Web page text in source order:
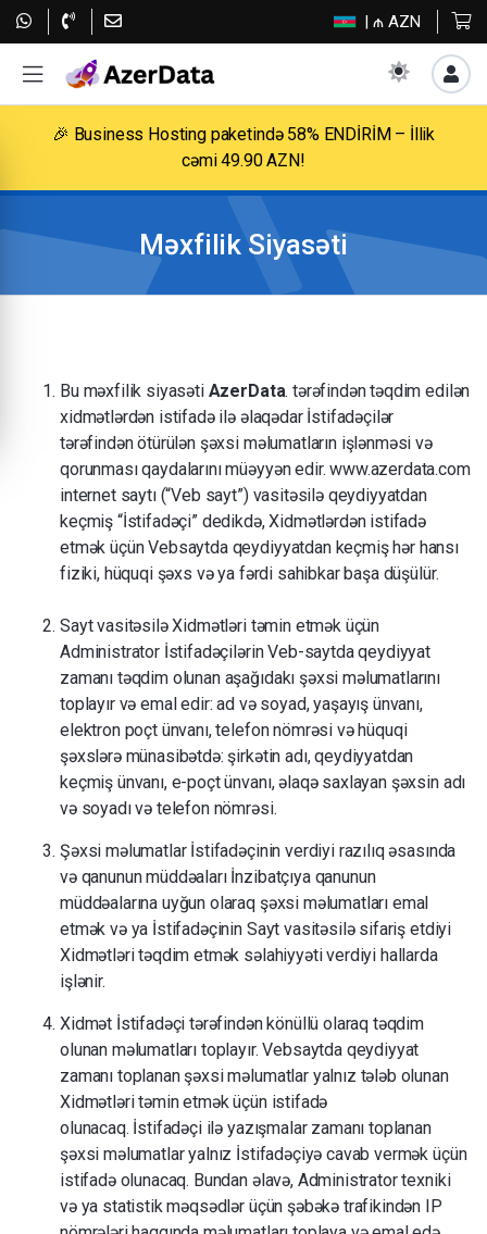
| ₼ AZN
🎉 Business Hosting paketində 58% ENDİRİM – İllik
cəmi 49.90 AZN!
Məxfilik Siyasəti
Bu məxfilik siyasəti AzerData. tərəfindən təqdim edilən
xidmətlərdən istifadə ilə əlaqədar İstifadəçilər
tərəfindən ötürülən şəxsi məlumatların işlənməsi və
qorunması qaydalarını müəyyən edir. www.azerdata.com
internet saytı (“Veb sayt”) vasitəsilə qeydiyyatdan
keçmiş “İstifadəçi” dedikdə, Xidmətlərdən istifadə
etmək üçün Vebsaytda qeydiyyatdan keçmiş hər hansı
fiziki, hüquqi şəxs və ya fərdi sahibkar başa düşülür.
Sayt vasitəsilə Xidmətləri təmin etmək üçün
Administrator İstifadəçilərin Veb-saytda qeydiyyat
zamanı təqdim olunan aşağıdakı şəxsi məlumatlarını
toplayır və emal edir: ad və soyad, yaşayış ünvanı,
elektron poçt ünvanı, telefon nömrəsi və hüquqi
şəxslərə münasibətdə: şirkətin adı, qeydiyyatdan
keçmiş ünvanı, e-poçt ünvanı, əlaqə saxlayan şəxsin adı
və soyadı və telefon nömrəsi.
Şəxsi məlumatlar İstifadəçinin verdiyi razılıq əsasında
və qanunun müddəaları İnzibatçıya qanunun
müddəalarına uyğun olaraq şəxsi məlumatları emal
etmək və ya İstifadəçinin Sayt vasitəsilə sifariş etdiyi
Xidmətləri təqdim etmək səlahiyyəti verdiyi hallarda
işlənir.
Xidmət İstifadəçi tərəfindən könüllü olaraq təqdim
olunan məlumatları toplayır.Vebsaytda qeydiyyat
zamanı toplanan şəxsi məlumatlar yalnız tələb olunan
Xidmətləri təmin etmək üçün istifadə
olunacaq. İstifadəçi ilə yazışmalar zamanı toplanan
şəxsi məlumatlar yalnız İstifadəçiyə cavab vermək üçün
istifadə olunacaq. Bundan əlavə, Administrator texniki
və ya statistik məqsədlər üçün şəbəkə trafikindən IP